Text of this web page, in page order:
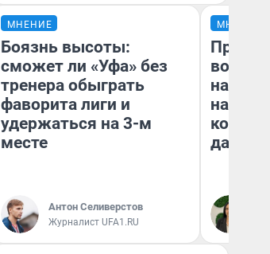
МНЕНИЕ
Боязнь высоты:
сможет ли «Уфа» без
тренера обыграть
фаворита лиги и
удержаться на 3-м
месте
Антон Селиверстов
Журналист UFA1.RU
МНЕНИЕ
нам
даже